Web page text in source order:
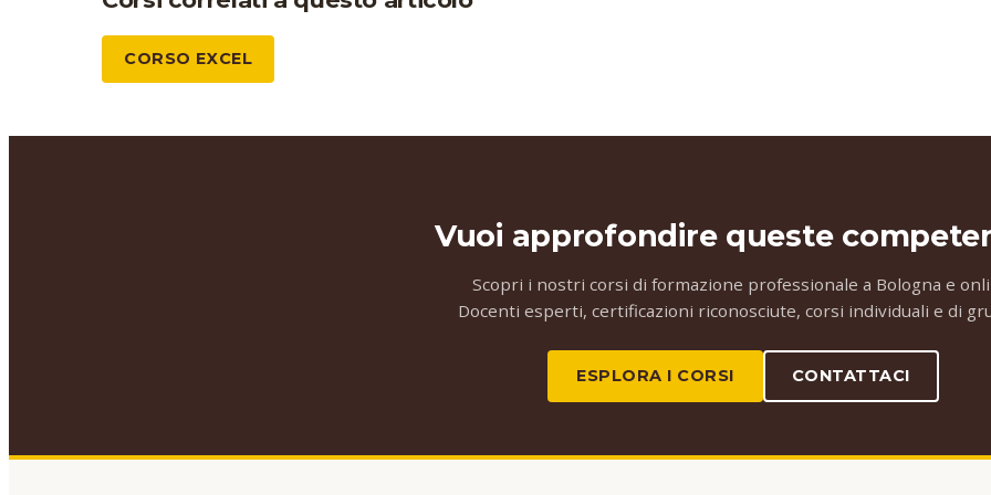
CORSO EXCEL
Vuoi approfondire queste
Scopri i nostri corsi di formazione professionale a Bologna e
Docenti esperti, certificazioni riconosciute, corsi individuali e di
ESPLORA I CORSI CONTATTACI